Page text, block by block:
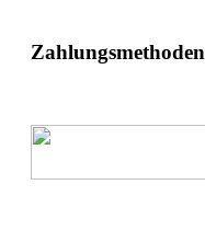
Zahlungsmethoden